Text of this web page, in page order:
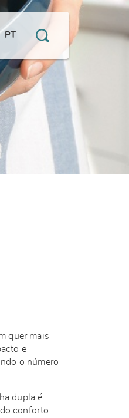
PT
quer mais
e
o número
dupla é
conforto